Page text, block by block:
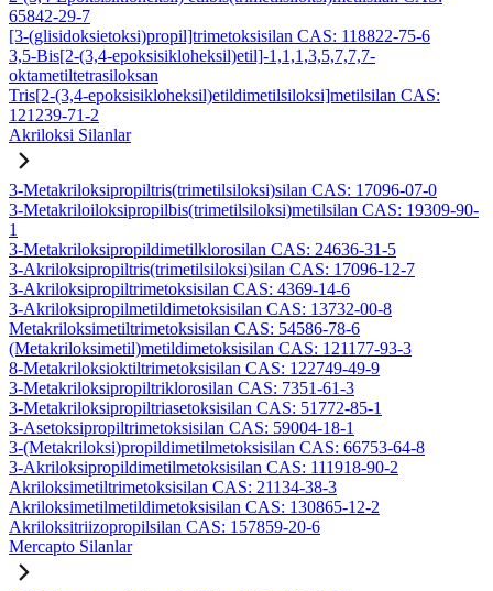
65842-29-7
[3-(glisidoksietoksi)propil]trimetoksisilan CAS: 118822-75-6
3,5-Bis[2-(3,4-epoksisikloheksil)etil]-1,1,1,3,5,7,7,7-
oktametiltetrasiloksan
Tris[2-(3,4-epoksisikloheksil)etildimetilsiloksi]metilsilan CAS:
121239-71-2
Akriloksi Silanlar
3-Metakriloksipropiltris(trimetilsiloksi)silan CAS: 17096-07-0
3-Metakriloiloksipropilbis(trimetilsiloksi)metilsilan CAS: 19309-90-
1
3-Metakriloksipropildimetilklorosilan CAS: 24636-31-5
3-Akriloksipropiltris(trimetilsiloksi)silan CAS: 17096-12-7
3-Akriloksipropiltrimetoksisilan CAS: 4369-14-6
3-Akriloksipropilmetildimetoksisilan CAS: 13732-00-8
Metakriloksimetiltrimetoksisilan CAS: 54586-78-6
(Metakriloksimetil)metildimetoksisilan CAS: 121177-93-3
8-Metakriloksioktiltrimetoksisilan CAS: 122749-49-9
3-Metakriloksipropiltriklorosilan CAS: 7351-61-3
3-Metakriloksipropiltriasetoksisilan CAS: 51772-85-1
3-Asetoksipropiltrimetoksisilan CAS: 59004-18-1
3-(Metakriloksi)propildimetilmetoksisilan CAS: 66753-64-8
3-Akriloksipropildimetilmetoksisilan CAS: 111918-90-2
Akriloksimetiltrimetoksisilan CAS: 21134-38-3
Akriloksimetilmetildimetoksisilan CAS: 130865-12-2
Akriloksitriizopropilsilan CAS: 157859-20-6
Mercapto Silanlar